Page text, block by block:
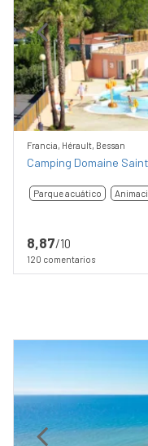
Previous
Francia, Hérault, Bessan
Camping Domaine
Parque acuático
8,87/10
120 comentarios